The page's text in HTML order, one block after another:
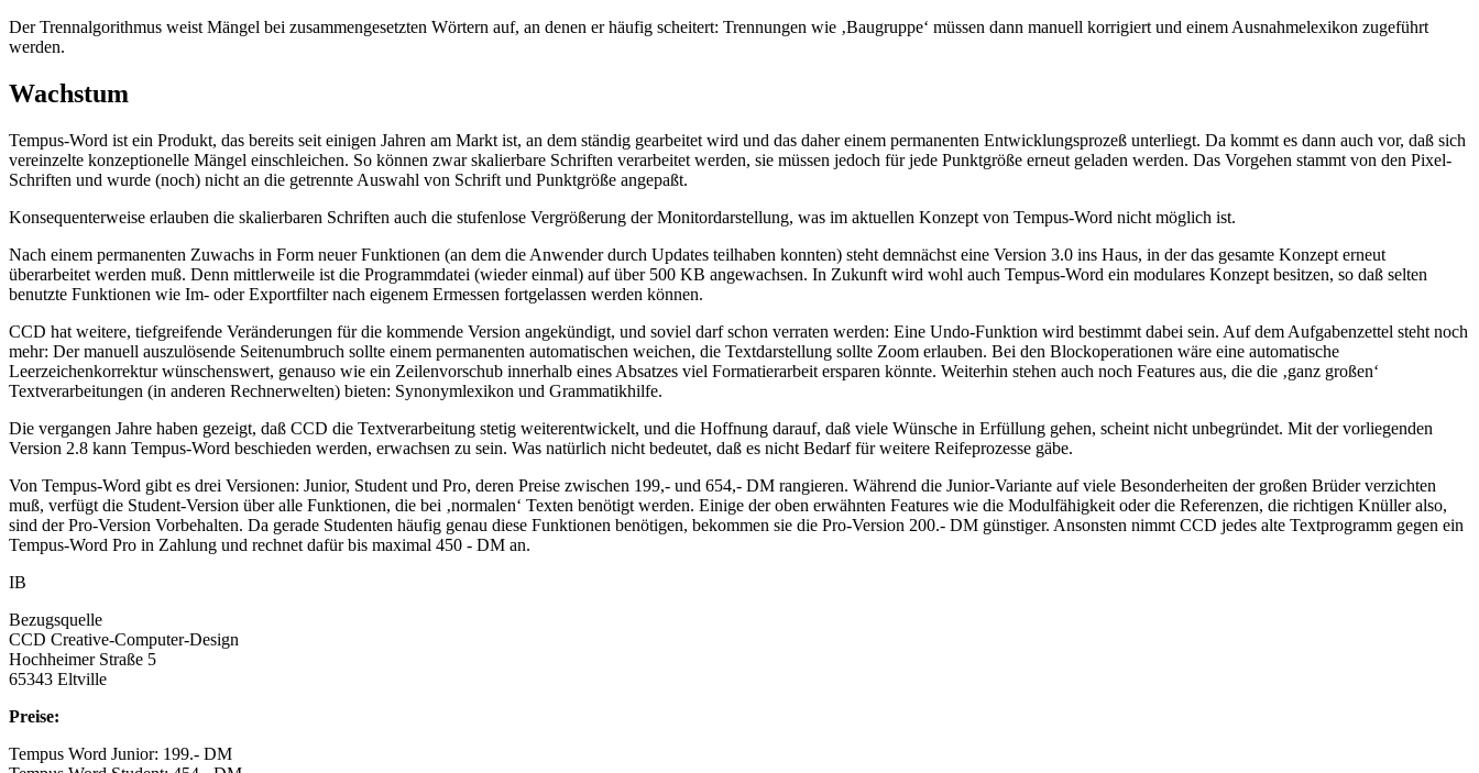
Der Trennalgorithmus weist Mängel bei zusammengesetzten Wörtern auf, an denen er häufig scheitert: Trennungen wie ‚Baugruppe‘ müssen dann manuell korrigiert und einem Ausnahmelexikon zugeführt
werden.
Wachstum
Tempus-Word ist ein Produkt, das bereits seit einigen Jahren am Markt ist, an dem ständig gearbeitet wird und das daher einem permanenten Entwicklungsprozeß unterliegt. Da kommt es dann auch vor, daß sich
vereinzelte konzeptionelle Mängel einschleichen. So können zwar skalierbare Schriften verarbeitet werden, sie müssen jedoch für jede Punktgröße erneut geladen werden. Das Vorgehen stammt von den Pixel-
Schriften und wurde (noch) nicht an die getrennte Auswahl von Schrift und Punktgröße angepaßt.
Konsequenterweise erlauben die skalierbaren Schriften auch die stufenlose Vergrößerung der Monitordarstellung, was im aktuellen Konzept von Tempus-Word nicht möglich ist.
Nach einem permanenten Zuwachs in Form neuer Funktionen (an dem die Anwender durch Updates teilhaben konnten) steht demnächst eine Version 3.0 ins Haus, in der das gesamte Konzept erneut
überarbeitet werden muß. Denn mittlerweile ist die Programmdatei (wieder einmal) auf über 500 KB angewachsen. In Zukunft wird wohl auch Tempus-Word ein modulares Konzept besitzen, so daß selten
benutzte Funktionen wie Im- oder Exportfilter nach eigenem Ermessen fortgelassen werden können.
CCD hat weitere, tiefgreifende Veränderungen für die kommende Version angekündigt, und soviel darf schon verraten werden: Eine Undo-Funktion wird bestimmt dabei sein. Auf dem Aufgabenzettel steht noch
mehr: Der manuell auszulösende Seitenumbruch sollte einem permanenten automatischen weichen, die Textdarstellung sollte Zoom erlauben. Bei den Blockoperationen wäre eine automatische
Leerzeichenkorrektur wünschenswert, genauso wie ein Zeilenvorschub innerhalb eines Absatzes viel Formatierarbeit ersparen könnte. Weiterhin stehen auch noch Features aus, die die ‚ganz großen‘
Textverarbeitungen (in anderen Rechnerwelten) bieten: Synonymlexikon und Grammatikhilfe.
Die vergangen Jahre haben gezeigt, daß CCD die Textverarbeitung stetig weiterentwickelt, und die Hoffnung darauf, daß viele Wünsche in Erfüllung gehen, scheint nicht unbegründet. Mit der vorliegenden
Version 2.8 kann Tempus-Word beschieden werden, erwachsen zu sein. Was natürlich nicht bedeutet, daß es nicht Bedarf für weitere Reifeprozesse gäbe.
Von Tempus-Word gibt es drei Versionen: Junior, Student und Pro, deren Preise zwischen 199,- und 654,- DM rangieren. Während die Junior-Variante auf viele Besonderheiten der großen Brüder verzichten
muß, verfügt die Student-Version über alle Funktionen, die bei ‚normalen‘ Texten benötigt werden. Einige der oben erwähnten Features wie die Modulfähigkeit oder die Referenzen, die richtigen Knüller also,
sind der Pro-Version Vorbehalten. Da gerade Studenten häufig genau diese Funktionen benötigen, bekommen sie die Pro-Version 200.- DM günstiger. Ansonsten nimmt CCD jedes alte Textprogramm gegen ein
Tempus-Word Pro in Zahlung und rechnet dafür bis maximal 450 - DM an.
IB
Bezugsquelle
CCD Creative-Computer-Design
Hochheimer Straße 5
65343 Eltville
Preise:
Tempus Word Junior: 199.- DM